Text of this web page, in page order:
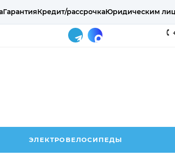
ГарантияКредит/рассрочкаЮридическим
ЭЛЕКТРОВЕЛОСИПЕДЫ